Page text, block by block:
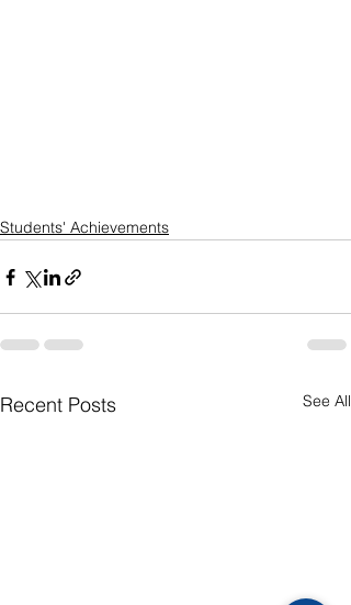
Students' Achievements
Recent Posts See All